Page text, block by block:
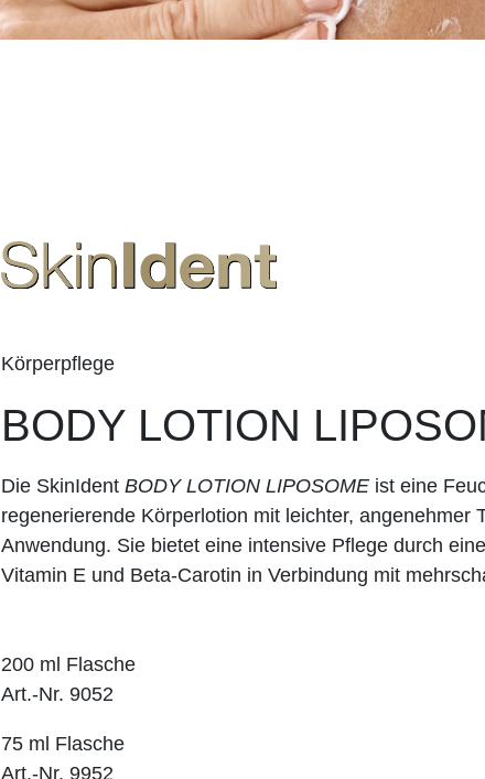
Körperpflege
BODY LOTION
Die SkinIdent BODY LOTION LIPOSOME ist eine
regenerierende Körperlotion mit leichter, angenehmer
Anwendung. Sie bietet eine intensive Pflege durch
Vitamin E und Beta-Carotin in Verbindung mit
200 ml Flasche
Art.-Nr. 9052
75 ml Flasche
Art.-Nr. 9952